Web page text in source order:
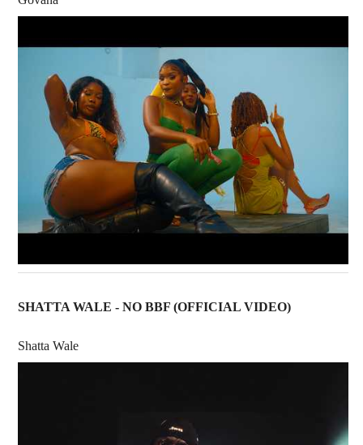
SHATTA WALE - NO BBF (OFFICIAL VIDEO)
Shatta Wale